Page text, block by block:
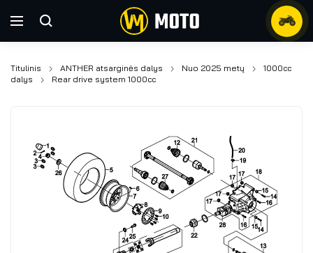
Titulinis ANTHER atsarginės dalys Nuo 2025 metų
1000cc
dalys
Rear drive system 1000cc